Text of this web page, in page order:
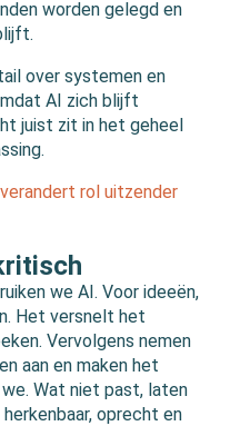
worden gelegd en
over systemen en
AI zich blijft
juist zit in het geheel
rol uitzender
we AI. Voor ideeën,
Het versnelt het
Vervolgens nemen
aan en maken het
Wat niet past, laten
oprecht en